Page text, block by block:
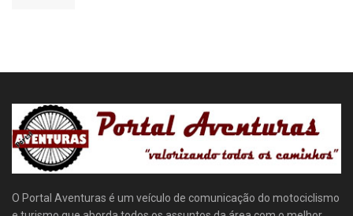
O Portal Aventuras é um veículo de comunicação do motociclismo